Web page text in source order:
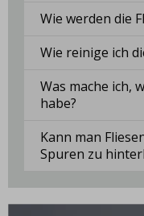
Wie werden die
Wie reinige ich
Was mache ich,
habe?
Kann man
Spuren zu